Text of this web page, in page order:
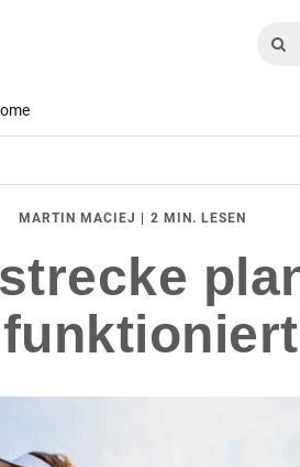
MARTIN MACIEJ 2 MIN. LESEN